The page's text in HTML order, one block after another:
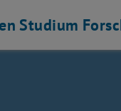
Studium